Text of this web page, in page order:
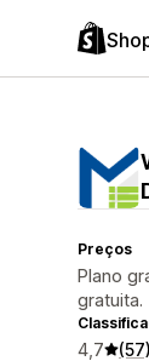
Preços
Plano
gratuita.
4,7 (57)